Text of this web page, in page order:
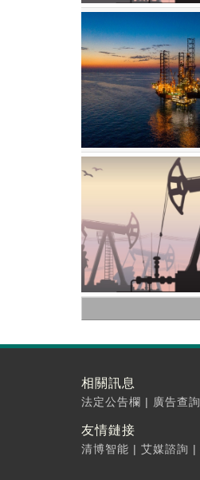
相關訊息
法定公告欄 | 廣告查詢
友情鏈接
清博智能 | 艾媒諮詢 |